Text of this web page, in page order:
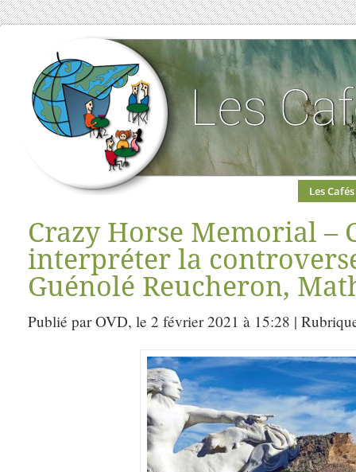
Les Cafés
Crazy Horse Memorial –
interpréter la
Guénolé Reucheron,
Publié par OVD, le 2 février 2021 à 15:28 |